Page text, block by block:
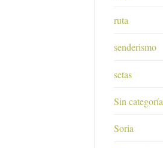
ruta
senderismo
setas
Sin categoría
Soria